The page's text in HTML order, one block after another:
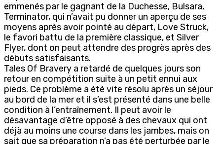
emmenés par le gagnant de la Duchesse, Bulsara,
Terminator, qui n’avait pu donner un aperçu de ses
moyens après avoir pointé au départ, Love Struck,
le favori battu de la première classique, et Silver
Flyer, dont on peut attendre des progrès après des
débuts satisfaisants.
Tales Of Bravery a retardé de quelques jours son
retour en compétition suite à un petit ennui aux
pieds. Ce problème a été vite résolu après un séjour
au bord de la mer et il s’est présenté dans une belle
condition à l’entraînement. Il peut avoir le
désavantage d’être opposé à des chevaux qui ont
déjà au moins une course dans les jambes, mais on
sait que sa préparation n’a pas été perturbée par le